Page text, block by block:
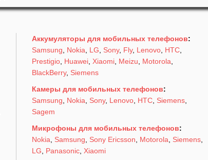
Аккумуляторы для мобильных телефонов:
Samsung, Nokia, LG, Sony, Fly, Lenovo, HTC,
Prestigio, Huawei, Xiaomi, Meizu, Motorola,
BlackBerry, Siemens
Камеры для мобильных телефонов:
Samsung, Nokia, Sony, Lenovo, HTC, Siemens,
Sagem
Микрофоны для мобильных телефонов:
Nokia, Samsung, Sony Ericsson, Motorola, Siemens,
LG, Panasonic, Xiaomi